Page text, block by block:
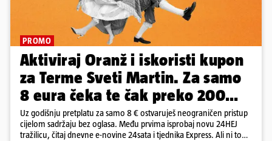
PROMO
Aktiviraj Oranž i iskoristi kupon
za Terme Sveti Martin. Za samo
8 eura čeka te čak preko 200
eura kupona!
Uz godišnju pretplatu za samo 8 € ostvaruješ neograničen pristup
cijelom sadržaju bez oglasa. Među prvima isprobaj novu 24HEJ
tražilicu, čitaj dnevne e-novine 24sata i tjednika Express. Ali ni to